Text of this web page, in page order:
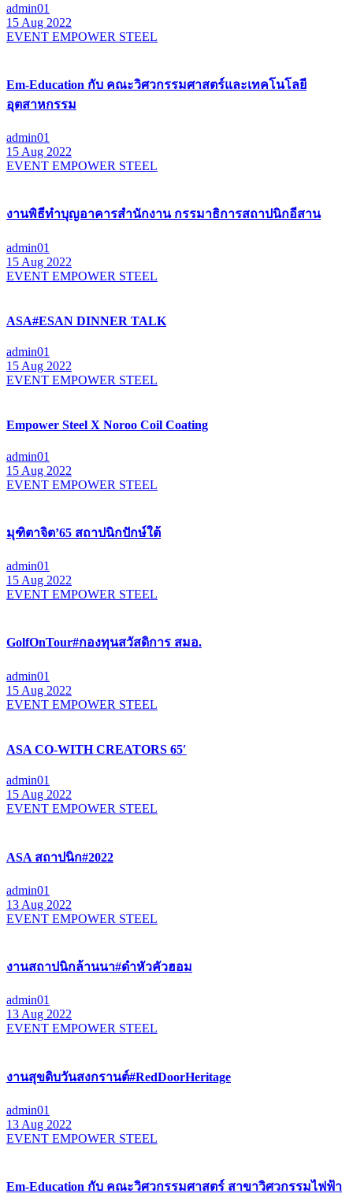
admin01
15 Aug 2022
EVENT EMPOWER STEEL
Em-Education กับ คณะวิศวกรรมศาสตร์และเทคโนโลยี
อุตสาหกรรม
admin01
15 Aug 2022
EVENT EMPOWER STEEL
งานพิธีทำบุญอาคารสำนักงาน กรรมาธิการสถาปนิกอีสาน
admin01
15 Aug 2022
EVENT EMPOWER STEEL
ASA#ESAN DINNER TALK
admin01
15 Aug 2022
EVENT EMPOWER STEEL
Empower Steel X Noroo Coil Coating
admin01
15 Aug 2022
EVENT EMPOWER STEEL
มุฑิตาจิต’65 สถาปนิกปักษ์ใต้
admin01
15 Aug 2022
EVENT EMPOWER STEEL
GolfOnTour#กองทุนสวัสดิการ สมอ.
admin01
15 Aug 2022
EVENT EMPOWER STEEL
ASA CO-WITH CREATORS 65′
admin01
15 Aug 2022
EVENT EMPOWER STEEL
ASA สถาปนิก#2022
admin01
13 Aug 2022
EVENT EMPOWER STEEL
งานสถาปนิกล้านนา#ดำหัวคัวฮอม
admin01
13 Aug 2022
EVENT EMPOWER STEEL
งานสุขดิบวันสงกรานต์#RedDoorHeritage
admin01
13 Aug 2022
EVENT EMPOWER STEEL
Em-Education กับ คณะวิศวกรรมศาสตร์ สาขาวิศวกรรมไฟฟ้า